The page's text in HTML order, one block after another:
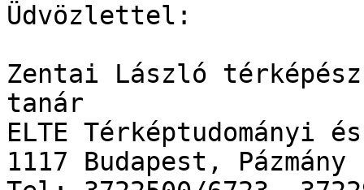
Üdvözlettel:
Zentai László
tanár
ELTE Térképtudományi
1117 Budapest,